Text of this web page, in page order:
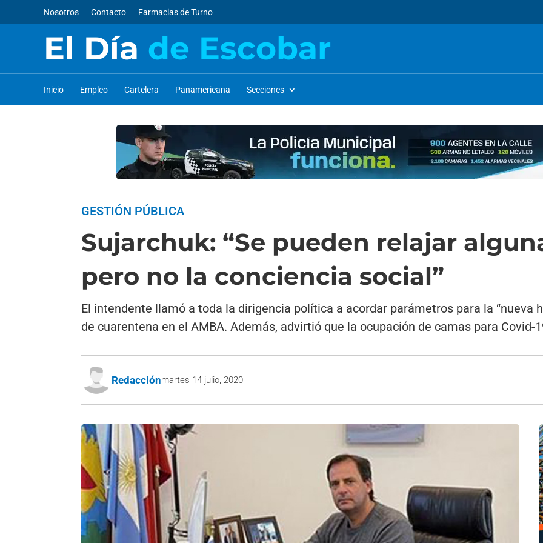
Nosotros Contacto Farmacias de Turno
El Día de Escobar
Inicio Empleo Cartelera Panamericana Secciones
GESTIÓN PÚBLICA
Sujarchuk: “Se pueden relajar
pero no la conciencia social”
El intendente llamó a toda la dirigencia política a acordar parámetros para la “nueva
de cuarentena en el AMBA. Además, advirtió que la ocupación de camas para Covid-
Redacciónmartes 14 julio, 2020